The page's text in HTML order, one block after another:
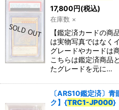
17,800円(税込)
在庫数 ×
【鑑定済カードの商
は実物写真ではなく
グレードやカードは
こちらは鑑定済商品
たグレードを元に…
〔ARS10鑑定済〕
ク】{TRC1-JP000}